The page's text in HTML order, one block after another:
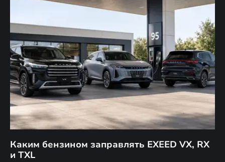
Каким бензином заправлять EXEED VX, RX
и TXL